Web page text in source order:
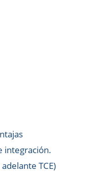
integración.
TCE)